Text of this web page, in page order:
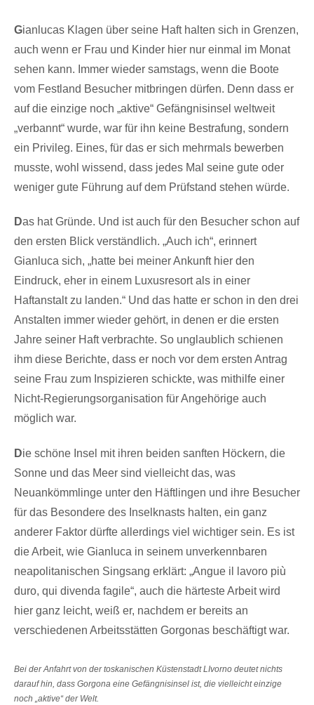
Gianlucas Klagen über seine Haft halten sich in Grenzen,
auch wenn er Frau und Kinder hier nur einmal im Monat
sehen kann. Immer wieder samstags, wenn die Boote
vom Festland Besucher mitbringen dürfen. Denn dass er
auf die einzige noch „aktive“ Gefängnisinsel weltweit
„verbannt“ wurde, war für ihn keine Bestrafung, sondern
ein Privileg. Eines, für das er sich mehrmals bewerben
musste, wohl wissend, dass jedes Mal seine gute oder
weniger gute Führung auf dem Prüfstand stehen würde.
Das hat Gründe. Und ist auch für den Besucher schon auf
den ersten Blick verständlich. „Auch ich“, erinnert
Gianluca sich, „hatte bei meiner Ankunft hier den
Eindruck, eher in einem Luxusresort als in einer
Haftanstalt zu landen.“ Und das hatte er schon in den drei
Anstalten immer wieder gehört, in denen er die ersten
Jahre seiner Haft verbrachte. So unglaublich schienen
ihm diese Berichte, dass er noch vor dem ersten Antrag
seine Frau zum Inspizieren schickte, was mithilfe einer
Nicht-Regierungsorganisation für Angehörige auch
möglich war.
Die schöne Insel mit ihren beiden sanften Höckern, die
Sonne und das Meer sind vielleicht das, was
Neuankömmlinge unter den Häftlingen und ihre Besucher
für das Besondere des Inselknasts halten, ein ganz
anderer Faktor dürfte allerdings viel wichtiger sein. Es ist
die Arbeit, wie Gianluca in seinem unverkennbaren
neapolitanischen Singsang erklärt: „Angue il lavoro più
duro, qui divenda fagile“, auch die härteste Arbeit wird
hier ganz leicht, weiß er, nachdem er bereits an
verschiedenen Arbeitsstätten Gorgonas beschäftigt war.
Bei der Anfahrt von der toskanischen Küstenstadt LIvorno deutet nichts
darauf hin, dass Gorgona eine Gefängnisinsel ist, die vielleicht einzige
noch „aktive“ der Welt.